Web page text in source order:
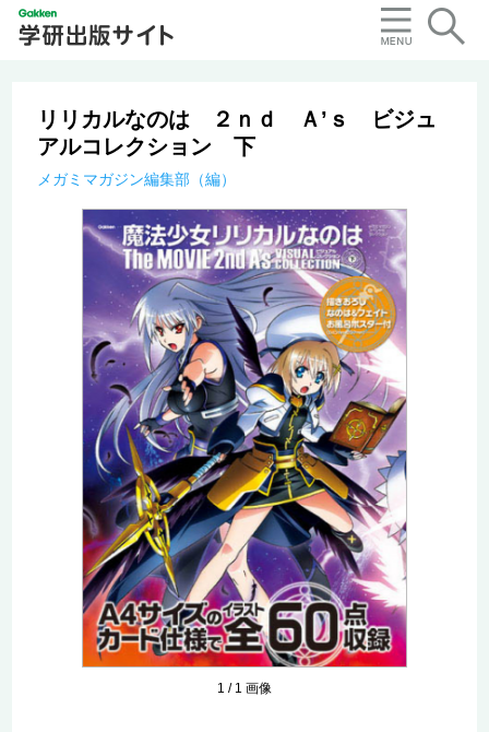
リリカルなのは ２ｎｄ Ａ’ｓ ビジュ
アルコレクション 下
メガミマガジン編集部（編）
1 / 1 画像